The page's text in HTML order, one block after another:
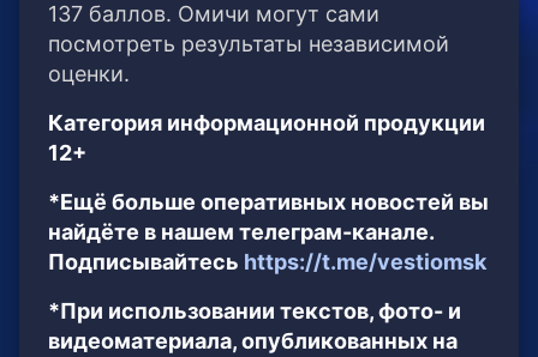
137 баллов. Омичи могут сами
посмотреть результаты независимой
оценки.
Категория информационной продукции
12+
*Ещё больше оперативных новостей вы
найдёте в нашем телеграм-канале.
Подписывайтесь https://t.me/vestiomsk
*При использовании текстов, фото- и
видеоматериала, опубликованных на